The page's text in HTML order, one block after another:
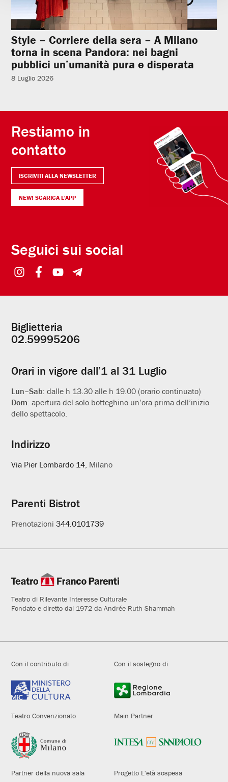
Style – Corriere della sera – A Milano
torna in scena Pandora: nei bagni
pubblici un’umanità pura e disperata
8 Luglio 2026
Restiamo in
contatto
ISCRIVITI ALLA NEWSLETTER
NEW! SCARICA L'APP
Seguici sui social
Informazioni
utili
Biglietteria
02.59995206
Orari in vigore dall’1 al 31 Luglio
Lun–Sab:dalle h 13.30 alle h 19.00 (orario continuato)
Dom:apertura del solo botteghino un’ora prima dell’inizio
dello spettacolo.
Indirizzo
Via Pier Lombardo 14, Milano
Parenti Bistrot
Prenotazioni344.0101739
Teatro di Rilevante Interesse Culturale
Fondato e diretto dal 1972 da Andrée Ruth Shammah
Con il contributo di Con il sostegno di
Teatro Convenzionato Main Partner
Partner della nuova sala Progetto L'età sospesa